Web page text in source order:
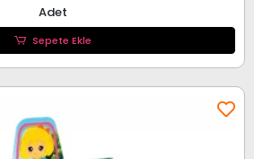
Adet
Sepete Ekle